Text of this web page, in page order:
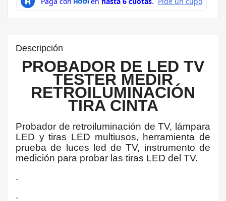
Descripción
PROBADOR DE LED TV
TESTER MEDIR
RETROILUMINACIÓN
TIRA CINTA
Probador de retroiluminación de TV, lámpara
LED y tiras LED multiusos, herramienta de
prueba de luces led de TV, instrumento de
medición para probar las tiras LED del TV.
.
.